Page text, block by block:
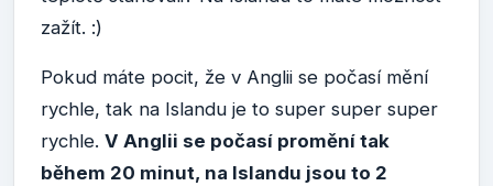
zažít. :)
Pokud máte pocit, že v Anglii se počasí mění
rychle, tak na Islandu je to super super super
rychle. V Anglii se počasí promění tak
během 20 minut, na Islandu jsou to 2